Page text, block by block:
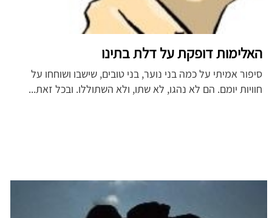
האלימות דופקת על דלת בתינו
סיפור אמיתי על כמה בני נוער, בני טובים, שישבו ושוחחו על
חוויות יומם. הם לא נהגו, לא שתו, ולא השתוללו. ובכל זאת...